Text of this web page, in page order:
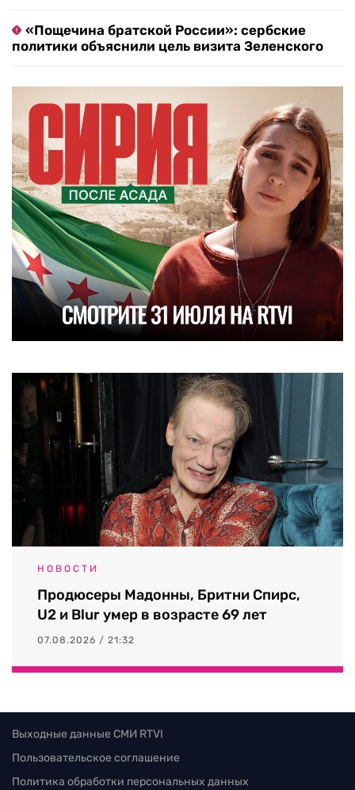
«Пощечина братской России»: сербские
политики объяснили цель визита Зеленского
НОВОСТИ
Продюсеры Мадонны, Бритни Спирс,
U2 и Blur умер в возрасте 69 лет
07.08.2026 / 21:32
Выходные данные СМИ RTVI
Пользовательское соглашение
Политика обработки персональных данных